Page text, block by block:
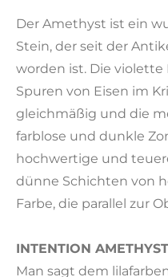
Der Amethyst ist ein
Stein, der seit der
worden ist. Die
Spuren von Eisen im
gleichmäßig und die
farblose und dunkle
hochwertige und
dünne Schichten von
Farbe, die parallel zur
INTENTION AMETHYST
Man sagt dem